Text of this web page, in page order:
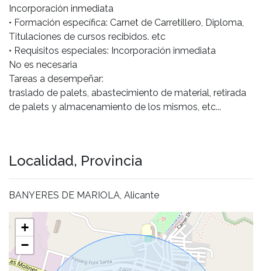
Incorporación inmediata
• Formación específica: Carnet de Carretillero, Diploma,
Titulaciones de cursos recibidos. etc
• Requisitos especiales: Incorporación inmediata
No es necesaria
Tareas a desempeñar:
traslado de palets, abastecimiento de material, retirada
de palets y almacenamiento de los mismos, etc...
Localidad, Provincia
BANYERES DE MARIOLA, Alicante
+
−